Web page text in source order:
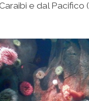
e dal Pacifico (